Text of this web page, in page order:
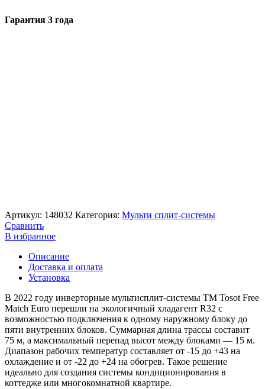
Гарантия 3 года
Артикул: 148032 Категория: Мульти сплит-системы
Сравнить
В избранное
Описание
Доставка и оплата
Установка
В 2022 году инверторные мультисплит-системы ТМ Tosot Free
Match Euro перешли на экологичный хладагент R32 с
возможностью подключения к одному наружному блоку до
пяти внутренних блоков. Суммарная длина трассы составит
75 м, а максимальный перепад высот между блоками — 15 м.
Диапазон рабочих температур составляет от -15 до +43 на
охлаждение и от -22 до +24 на обогрев. Такое решение
идеально для создания системы кондиционирования в
коттедже или многокомнатной квартире.